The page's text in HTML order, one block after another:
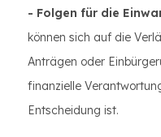
- Folgen für die
können sich auf die
Anträgen oder
finanzielle
Entscheidung ist.